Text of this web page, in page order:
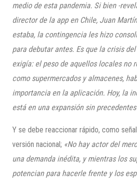
medio de esta pandemia. Si bien -
director de la app en Chile, Juan
estaba, la contingencia les hizo
para debutar antes. Es que la crisis
exigía: el peso de aquellos locales no
como supermercados y almacenes,
importancia en la aplicación. Hoy, la
está enuna expansión sin precedentes
Y se debe reaccionar rápido, como
versión nacional; «No hay actor del
una demanda inédita, y mientras los
potencian para hacerle frente y los